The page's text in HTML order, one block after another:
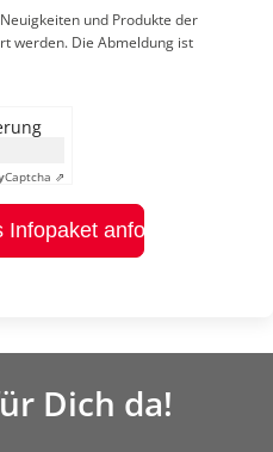
und Produkte der
werden. Die Abmeldung ist
Captcha ⇗
anfordern
Dich da!